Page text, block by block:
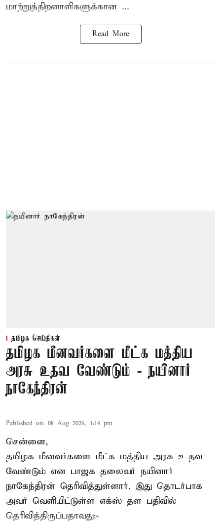
மாற்றுத்திறனாளிகளுக்கான ...
Read More
தமிழக செய்திகள்
தமிழக மீனவர்களை மீட்க மத்திய
அரசு உதவ வேண்டும் - நயினார்
நாகேந்திரன்
Published on: 08 Aug 2026, 1:14 pm
சென்னை,
தமிழக மீனவர்களை மீட்க மத்திய அரசு உதவ
வேண்டும் என பாஜக தலைவர் நயினார்
நாகேந்திரன் தெரிவித்துள்ளார். இது தொடர்பாக
அவர் வெளியிட்டுள்ள எக்ஸ் தள பதிவில்
தெரிவித்திருப்பதாவது:-